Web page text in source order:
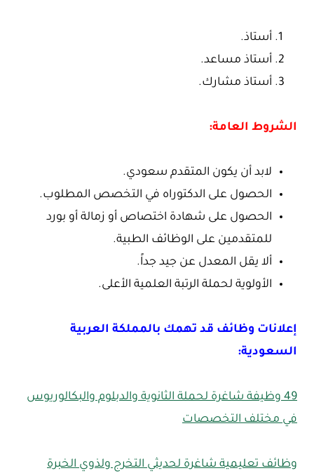
أستاذ.
أستاذ مساعد.
أستاذ مشارك.
الشروط العامة:
لابد أن يكون المتقدم سعودي.
الحصول على الدكتوراه في التخصص المطلوب.
الحصول على شهادة اختصاص أو زمالة أو بورد
للمتقدمين على الوظائف الطبية.
ألا يقل المعدل عن جيد جداً.
الأولوية لحملة الرتبة العلمية الأعلى.
إعلانات وظائف قد تهمك بالمملكة العربية
السعودية:
49 وظيفة شاغرة لحملة الثانوية والدبلوم والبكالوريوس
في مختلف التخصصات
وظائف تعليمية شاغرة لحديثي التخرج ولذوي الخبرة